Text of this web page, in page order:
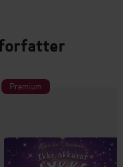
forfatter
Premium